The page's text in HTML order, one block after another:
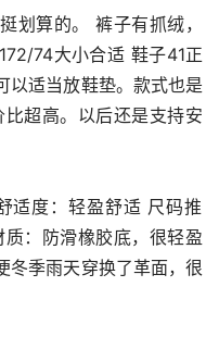
74大小合适 鞋子41正
以适当放鞋垫。款式也是
超高。以后还是支持安
：防滑橡胶底，很轻盈
冬季雨天穿换了革面，很